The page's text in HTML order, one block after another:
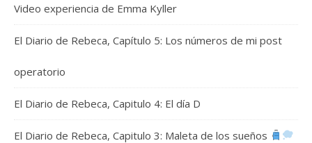
Video experiencia de Emma Kyller
El Diario de Rebeca, Capítulo 5: Los números de mi post
operatorio
El Diario de Rebeca, Capitulo 4: El día D
El Diario de Rebeca, Capitulo 3: Maleta de los sueños